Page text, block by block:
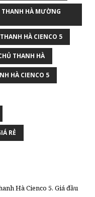
HÀ MƯỜNG
HÀ CIENCO 5
THANH HÀ
HÀ CIENCO 5
RẺ
Hà Cienco 5. Giá đầu